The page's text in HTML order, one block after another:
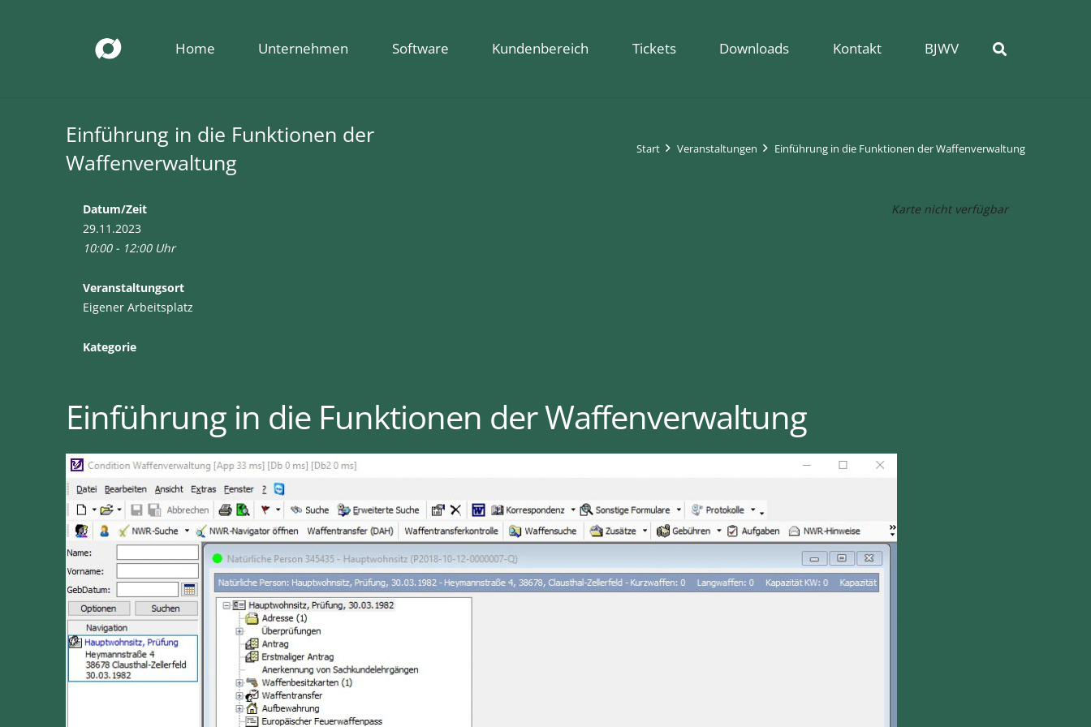
Home Unternehmen Software Kundenbereich Tickets Downloads Kontakt BJWV
Einführung in die Funktionen der
Waffenverwaltung
Start Veranstaltungen Einführung in die Funktionen der Waffenverwaltung
Karte nicht verfügbar
Datum/Zeit
29.11.2023
10:00 - 12:00 Uhr
Veranstaltungsort
Eigener Arbeitsplatz
Kategorie
Einführung in die Funktionen der Waffenverwaltung